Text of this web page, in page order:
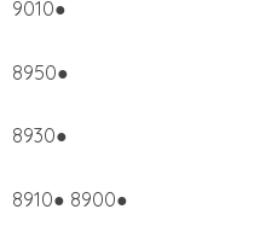
9010●
8950●
8930●
8910● 8900●